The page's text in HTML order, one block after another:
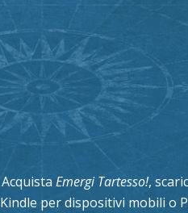
Acquista Emergi Tartesso!,
Kindle per dispositivi mobili o